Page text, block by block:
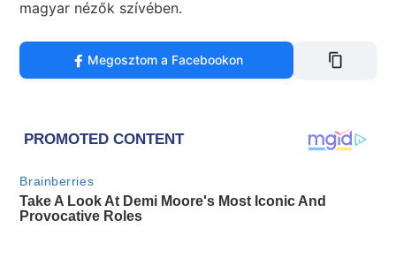
magyar nézők szívében.
Megosztom a Facebookon